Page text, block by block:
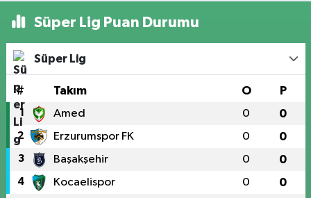
Süper Lig Puan Durumu
Süper Lig
# Takım O P
1 Amed 0 0
2 Erzurumspor FK 0 0
3 Başakşehir 0 0
4 Kocaelispor 0 0